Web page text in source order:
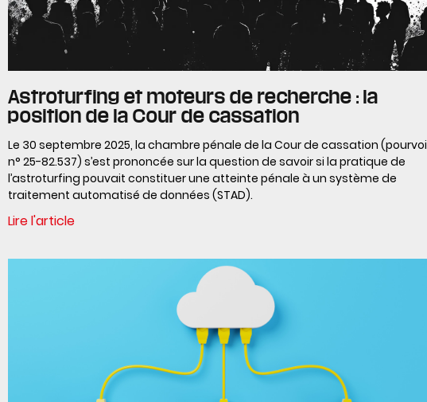
Astroturfing et moteurs de recherche : la
position de la Cour de cassation
Le 30 septembre 2025, la chambre pénale de la Cour de cassation (pourvoi
n° 25-82.537) s’est prononcée sur la question de savoir si la pratique de
l’astroturfing pouvait constituer une atteinte pénale à un système de
traitement automatisé de données (STAD).
Lire l'article